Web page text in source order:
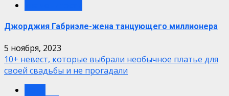
Джорджия Габриэле-жена танцующего миллионера
5 ноября, 2023
10+ невест, которые выбрали необычное платье для
своей свадьбы и не прогадали